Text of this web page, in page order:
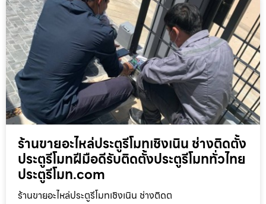
ร้านขายอะไหล่ประตูรีโมทเชิงเนิน ช่างติดตั้ง
ประตูรีโมทฝีมือดีรับติดตั้งประตูรีโมททั่วไทย
ประตูรีโมท.com
ร้านขายอะไหล่ประตูรีโมทเชิงเนิน ช่างติดต